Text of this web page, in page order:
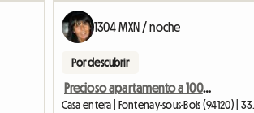
1304 MXN / noche
Por descubrir
Precioso apartamento a 100 metros del Bois de Vincennes
Casa